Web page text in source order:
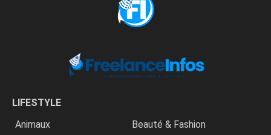
LIFESTYLE
Animaux
Beauté & Fashion